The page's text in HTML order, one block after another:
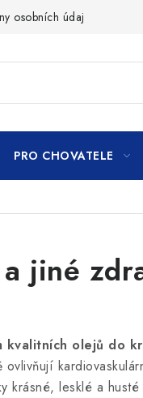
osobních údajů
PRO CHOVATELE
jiné
kvalitních olejů do
lesklé a